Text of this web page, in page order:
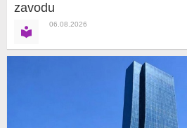
zavodu
06.08.2026